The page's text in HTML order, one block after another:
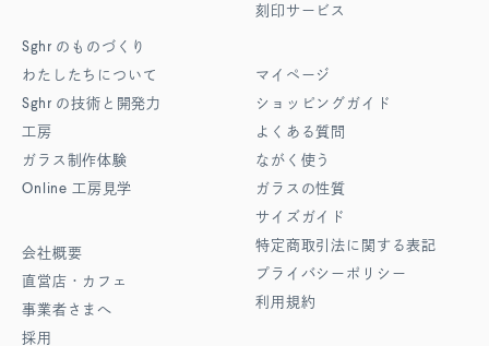
Sghr のものづくり
わたしたちについて
Sghr の技術と開発力
工房
ガラス制作体験
Online 工房見学
会社概要
直営店・カフェ
事業者さまへ
採用
刻印サービス
マイページ
ショッピングガイド
よくある質問
ながく使う
ガラスの性質
サイズガイド
特定商取引法に関する表記
プライバシーポリシー
利用規約